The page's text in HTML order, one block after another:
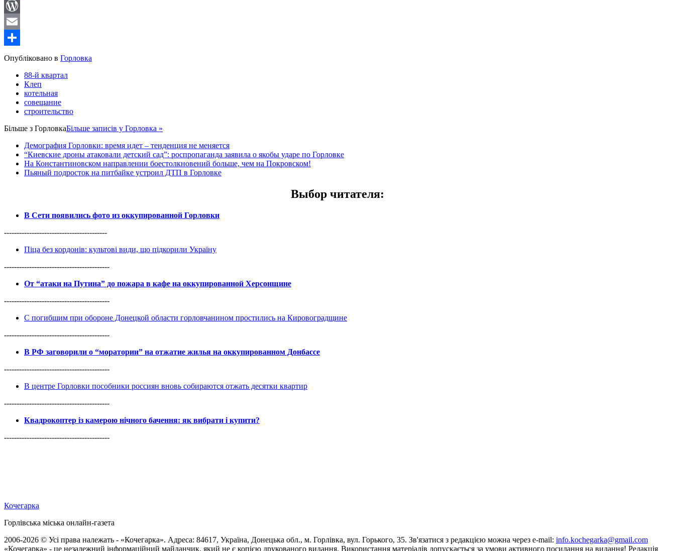
LinkedIn
WordPress
Email
Share
Опубліковано в Горловка
88-й квартал
Клеп
котельная
совещание
строительство
Більше з ГорловкаБільше записів у Горловка »
Демография Горловки: время идет – тенденция не меняется
“Киевские дроны атаковали детский сад”: роспропаганда заявила о якобы ударе по Горловке
На Константиновском направлении боестолкновений больше, чем на Покровском!
Пьяный подросток на питбайке устроил ДТП в Горловке
Выбор читателя:
В Сети появились фото из оккупированной Горловки
-----------------------------------------
Піца без кордонів: культові види, що підкорили Україну
------------------------------------------
От “атаки на Путина” до пожара в кафе на оккупированной Херсонщине
------------------------------------------
С погибшим при обороне Донецкой области горловчанином простились на Кировоградщине
------------------------------------------
В РФ заговорили о “моратории” на отжатие жилья на оккупированном Донбассе
------------------------------------------
В центре Горловки пособники россиян вновь собираются отжать десятки квартир
------------------------------------------
Квадрокоптер із камерою нічного бачення: як вибрати і купити?
------------------------------------------
Кочегарка
Горлівська міська онлайн-газета
2006-2026 © Усі права належать - «Кочегарка». Адреса: 84617, Україна, Донецька обл., м. Горлівка, вул. Горького, 35. Зв'язатися з редакцією можна через e-mail: info.kochegarka@gmail.com
«Кочегарка» - це незалежний інформаційний майданчик, який не є копією друкованого видання. Використання матеріалів допускається за умови активного посилання на видання! Редакція